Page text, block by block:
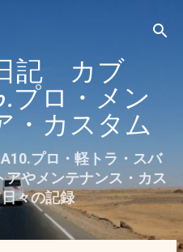
記 カブ
プロ・メン
・カスタム
プロ・軽トラ・スバ
やメンテナンス・カス
日々の記録